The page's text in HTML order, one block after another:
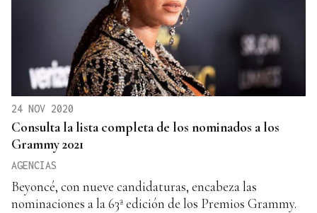
24 NOV 2020
Consulta la lista completa de los nominados a los
Grammy 2021
AGENCIAS
Beyoncé, con nueve candidaturas, encabeza las
nominaciones a la 63ª edición de los Premios Grammy.